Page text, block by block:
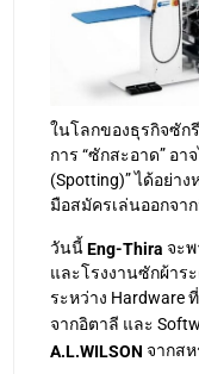
ในโลกของธุรกิจซัก
การ “ซักสะอาด” อา
(Spotting)” ได้อย่า
มือสมัครเล่นออกจา
วันนี้Eng-Thira จะ
และโรงงานซักผ้าร
ระหว่าง Hardware
จากอิตาลี และ
A.L.WILSON จากสห